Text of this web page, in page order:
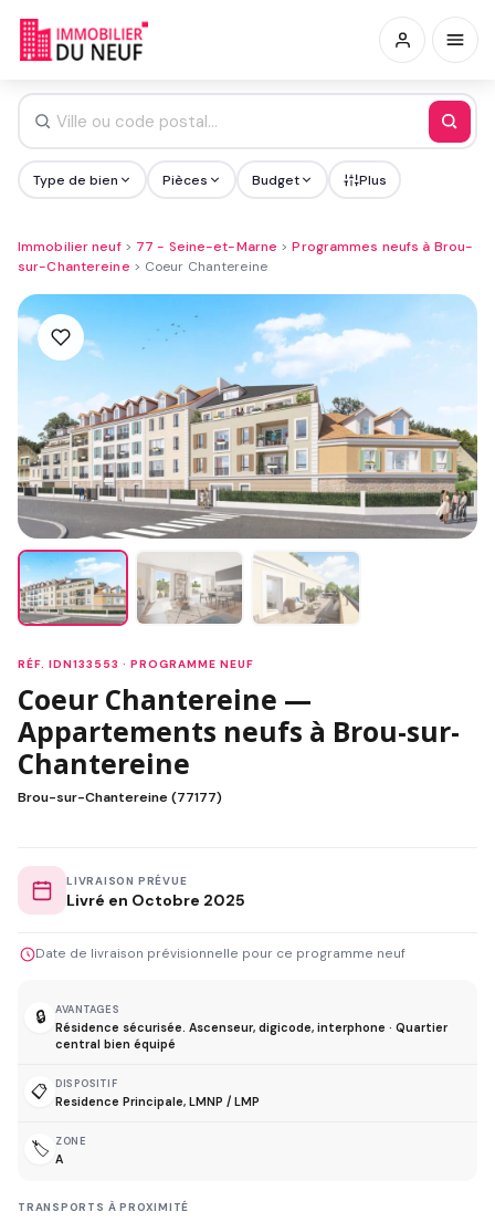
Type de bien Pièces Budget Plus
Immobilier neuf> 77 - Seine-et-Marne >Programmes neufs à Brou-
sur-Chantereine > Coeur Chantereine
RÉF. IDN133553 · PROGRAMME NEUF
Coeur Chantereine —
Appartements neufs à Brou-sur-
Chantereine
Brou-sur-Chantereine (77177)
LIVRAISON PRÉVUE
Livré en Octobre 2025
Date de livraison prévisionnelle pour ce programme neuf
🔒 AVANTAGES
Résidence sécurisée. Ascenseur, digicode, interphone · Quartier
central bien équipé
📋 DISPOSITIF
Residence Principale, LMNP / LMP
🏷️ ZONE
A
TRANSPORTS À PROXIMITÉ